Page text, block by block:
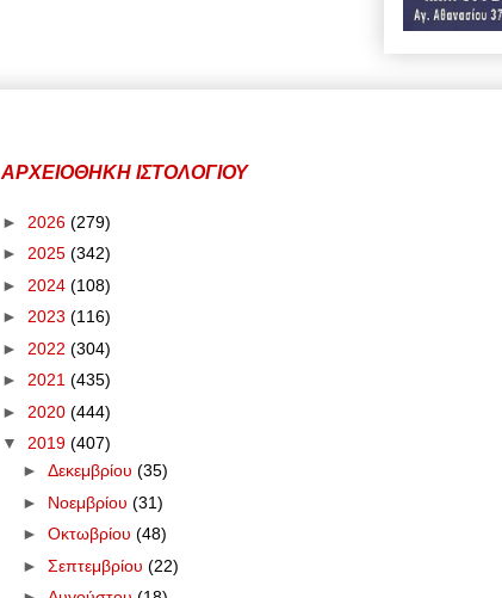
ΑΡΧΕΙΟΘΗΚΗ ΙΣΤΟΛΟΓΙΟΥ
► 2026 (279)
► 2025 (342)
► 2024 (108)
► 2023 (116)
► 2022 (304)
► 2021 (435)
► 2020 (444)
▼ 2019 (407)
► Δεκεμβρίου (35)
► Νοεμβρίου (31)
► Οκτωβρίου (48)
► Σεπτεμβρίου (22)